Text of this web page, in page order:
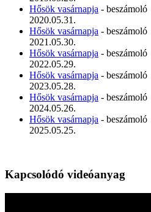
Hősök vasárnapja - beszámoló
2020.05.31.
Hősök vasárnapja - beszámoló
2021.05.30.
Hősök vasárnapja - beszámoló
2022.05.29.
Hősök vasárnapja - beszámoló
2023.05.28.
Hősök vasárnapja - beszámoló
2024.05.26.
Hősök vasárnapja - beszámoló
2025.05.25.
Kapcsolódó videóanyag